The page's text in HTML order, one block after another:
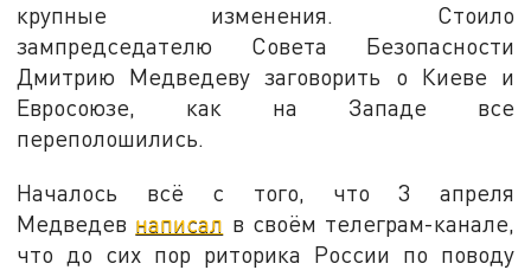
крупные изменения. Стоило
зампредседателю Совета Безопасности
Дмитрию Медведеву заговорить о Киеве и
Евросоюзе, как на Западе все
переполошились.
Началось всё с того, что 3 апреля
Медведев написал в своём телеграм-канале,
что до сих пор риторика России по поводу